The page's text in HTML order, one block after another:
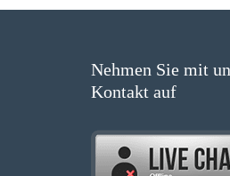
Nehmen Sie mit
Kontakt auf